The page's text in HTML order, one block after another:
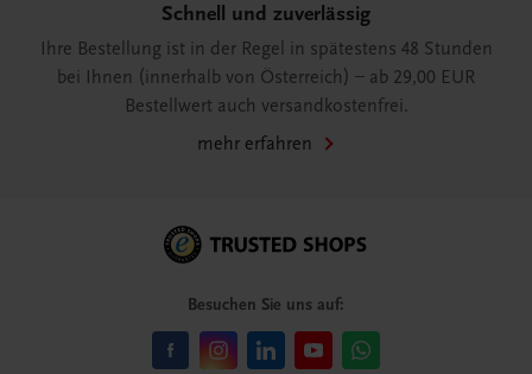
Schnell und zuverlässig
Ihre Bestellung ist in der Regel in spätestens 48 Stunden
bei Ihnen (innerhalb von Österreich) – ab 29,00 EUR
Bestellwert auch versandkostenfrei.
mehr erfahren
Besuchen Sie uns auf: